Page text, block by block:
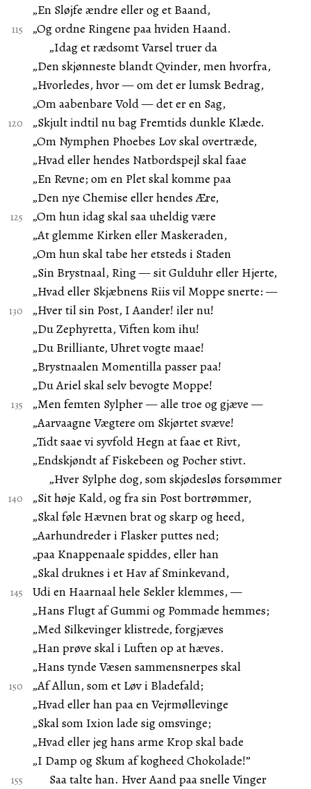
„En Sløjfe ændre eller og et Baand,
„Og ordne Ringene paa hviden Haand.
„Idag et rædsomt Varsel truer da
„Den skjønneste blandt Qvinder, men hvorfra,
„Hvorledes, hvor — om det er lumsk Bedrag,
„Om aabenbare Vold — det er en Sag,
„Skjult indtil nu bag Fremtids dunkle Klæde.
„Om Nymphen Phoebes Lov skal overtræde,
„Hvad eller hendes Natbordspejl skal faae
„En Revne; om en Plet skal komme paa
„Den nye Chemise eller hendes Ære,
„Om hun idag skal saa uheldig være
„At glemme Kirken eller Maskeraden,
„Om hun skal tabe her etsteds i Staden
„Sin Brystnaal, Ring — sit Gulduhr eller Hjerte,
„Hvad eller Skjæbnens Riis vil Moppe snerte: —
„Hver til sin Post, I Aander! iler nu!
„Du Zephyretta, Viften kom ihu!
„Du Brilliante, Uhret vogte maae!
„Brystnaalen Momentilla passer paa!
„Du Ariel skal selv bevogte Moppe!
„Men femten Sylpher — alle troe og gjæve —
„Aarvaagne Vægtere om Skjørtet svæve!
„Tidt saae vi syvfold Hegn at faae et Rivt,
„Endskjøndt af Fiskebeen og Pocher stivt.
„Hver Sylphe dog, som skjødesløs forsømmer
„Sit høje Kald, og fra sin Post bortrømmer,
„Skal føle Hævnen brat og skarp og heed,
„Aarhundreder i Flasker puttes ned;
„paa Knappenaale spiddes, eller han
„Skal druknes i et Hav af Sminkevand,
Udi en Haarnaal hele Sekler klemmes, —
„Hans Flugt af Gummi og Pommade hemmes;
„Med Silkevinger klistrede, forgjæves
„Han prøve skal i Luften op at hæves.
„Hans tynde Væsen sammensnerpes skal
„Af Allun, som et Løv i Bladefald;
„Hvad eller han paa en Vejrmøllevinge
„Skal som Ixion lade sig omsvinge;
„Hvad eller jeg hans arme Krop skal bade
„I Damp og Skum af kogheed Chokolade!”
Saa talte han. Hver Aand paa snelle Vinger